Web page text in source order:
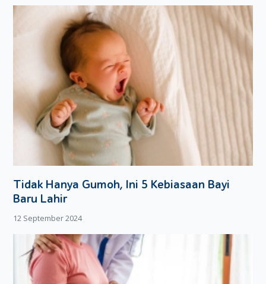
Tidak Hanya Gumoh, Ini 5 Kebiasaan Bayi
Baru Lahir
12 September 2024